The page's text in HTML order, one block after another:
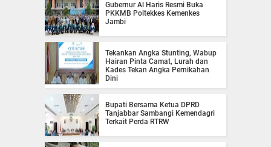
Gubernur Al Haris Resmi Buka
PKKMB Poltekkes Kemenkes
Jambi
Tekankan Angka Stunting, Wabup
Hairan Pinta Camat, Lurah dan
Kades Tekan Angka Pernikahan
Dini
Bupati Bersama Ketua DPRD
Tanjabbar Sambangi Kemendagri
Terkait Perda RTRW